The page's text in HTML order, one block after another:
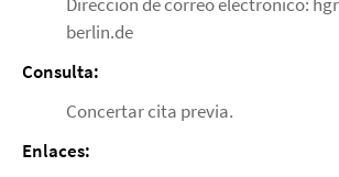
berlin.de
Consulta:
Concertar cita previa.
Enlaces: